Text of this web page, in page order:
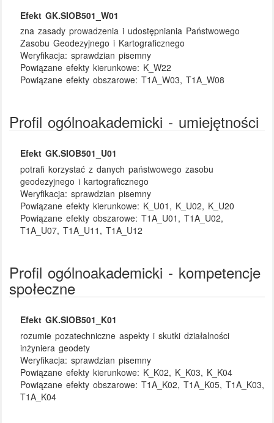
Efekt GK.SIOB501_W01
zna zasady prowadzenia i udostępniania Państwowego
Zasobu Geodezyjnego i Kartograficznego
Weryfikacja:sprawdzian pisemny
Powiązane efekty kierunkowe: K_W22
Powiązane efekty obszarowe:T1A_W03, T1A_W08
Profil ogólnoakademicki - umiejętności
Efekt GK.SIOB501_U01
potrafi korzystać z danych państwowego zasobu
geodezyjnego i kartograficznego
Weryfikacja:sprawdzian pisemny
Powiązane efekty kierunkowe: K_U01, K_U02, K_U20
Powiązane efekty obszarowe:T1A_U01, T1A_U02,
T1A_U07, T1A_U11, T1A_U12
Profil ogólnoakademicki - kompetencje
społeczne
Efekt GK.SIOB501_K01
rozumie pozatechniczne aspekty i skutki działalności
inżyniera geodety
Weryfikacja:sprawdzian pisemny
Powiązane efekty kierunkowe: K_K02, K_K03, K_K04
Powiązane efekty obszarowe:T1A_K02, T1A_K05, T1A_K03,
T1A_K04